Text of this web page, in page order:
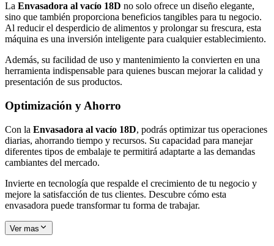
La Envasadora al vacío 18D no solo ofrece un diseño elegante,
sino que también proporciona beneficios tangibles para tu negocio.
Al reducir el desperdicio de alimentos y prolongar su frescura, esta
máquina es una inversión inteligente para cualquier establecimiento.
Además, su facilidad de uso y mantenimiento la convierten en una
herramienta indispensable para quienes buscan mejorar la calidad y
presentación de sus productos.
Optimización y Ahorro
Con la Envasadora al vacío 18D, podrás optimizar tus operaciones
diarias, ahorrando tiempo y recursos. Su capacidad para manejar
diferentes tipos de embalaje te permitirá adaptarte a las demandas
cambiantes del mercado.
Invierte en tecnología que respalde el crecimiento de tu negocio y
mejore la satisfacción de tus clientes. Descubre cómo esta
envasadora puede transformar tu forma de trabajar.
Ver mas